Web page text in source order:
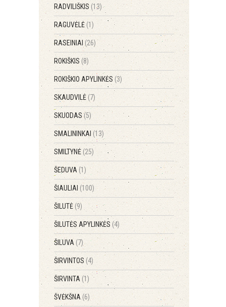
RADVILIŠKIS (13)
RAGUVĖLĖ (1)
RASEINIAI(26)
ROKIŠKIS (8)
ROKIŠKIO APYLINKĖS (3)
SKAUDVILĖ(7)
SKUODAS(5)
SMALININKAI (13)
SMILTYNĖ (25)
ŠEDUVA (1)
ŠIAULIAI (100)
ŠILUTĖ (9)
ŠILUTĖS APYLINKĖS (4)
ŠILUVA (7)
ŠIRVINTOS (4)
ŠIRVINTA (1)
ŠVĖKŠNA (6)